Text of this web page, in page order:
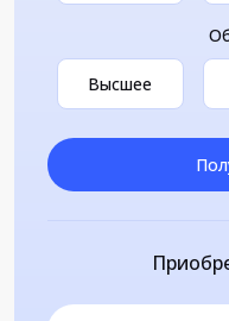
Высшее